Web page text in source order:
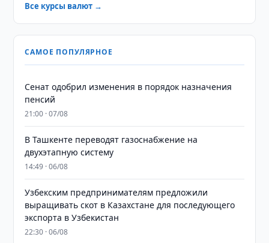
Все курсы валют →
САМОЕ ПОПУЛЯРНОЕ
Сенат одобрил изменения в порядок назначения
пенсий
21:00 · 07/08
В Ташкенте переводят газоснабжение на
двухэтапную систему
14:49 · 06/08
Узбекским предпринимателям предложили
выращивать скот в Казахстане для последующего
экспорта в Узбекистан
22:30 · 06/08